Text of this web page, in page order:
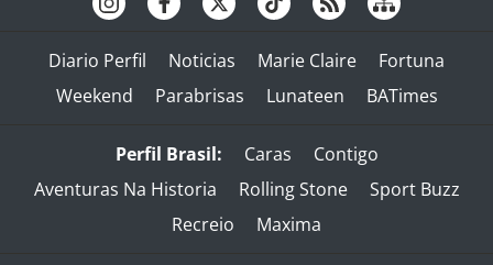
Diario Perfil Noticias Marie Claire
Fortuna
Weekend
Parabrisas Lunateen BATimes
Perfil Brasil: Caras
Contigo
Aventuras Na Historia
Rolling Stone
Sport Buzz
Recreio
Maxima